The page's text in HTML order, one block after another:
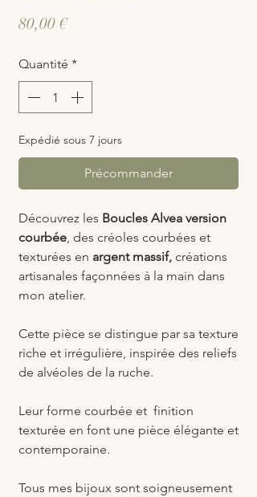
80,00 €Prix
Quantité *
Expédié sous 7 jours
Précommander
Découvrez les Boucles Alvea version
courbée, des créoles courbées et
texturées en argent massif, créations
artisanales façonnées à la main dans
mon atelier.
Cette pièce se distingue par sa texture
riche et irrégulière, inspirée des reliefs
de alvéoles de la ruche.
Leur forme courbée et finition
texturée en font une pièce élégante et
contemporaine.
Tous mes bijoux sont soigneusement